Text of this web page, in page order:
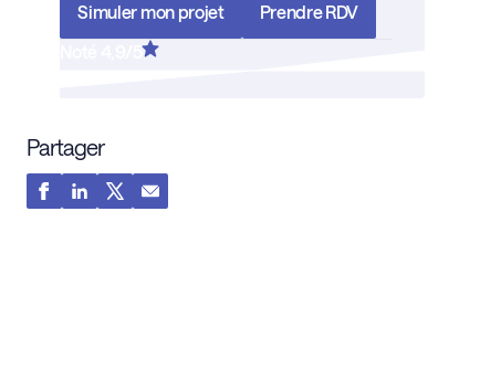
Simuler mon projet
Prendre RDV
Noté 4,9/5
Partager